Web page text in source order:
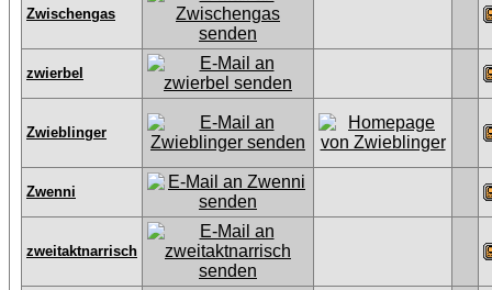
Zwischengas
zwierbel
Zwieblinger
Zwenni
zweitaktnarrisch